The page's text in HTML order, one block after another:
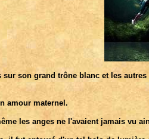
son grand trône blanc et les
amour maternel.
les anges ne l'avaient jamais vu